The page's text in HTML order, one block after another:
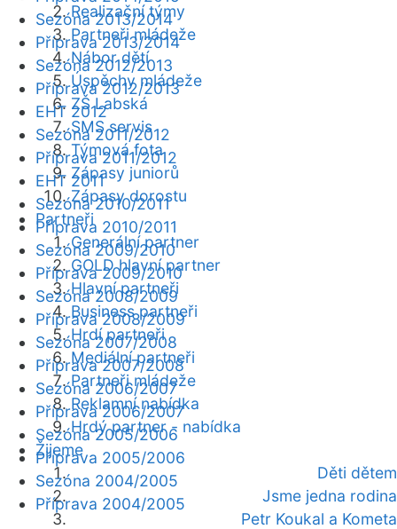
Realizační týmy
Partneři mládeže
Nábor dětí
Úspěchy mládeže
ZŠ Labská
SMS servis
Týmová fota
Zápasy juniorů
Zápasy dorostu
Partneři
Generální partner
GOLD hlavní partner
Hlavní partneři
Business partneři
Hrdí partneři
Mediální partneři
Partneři mládeže
Reklamní nabídka
Hrdý partner - nabídka
Žijeme
Děti dětem
Jsme jedna rodina
Petr Koukal a Kometa
Sezóna 2013/2014
Příprava 2013/2014
Sezóna 2012/2013
Příprava 2012/2013
EHT 2012
Sezóna 2011/2012
Příprava 2011/2012
EHT 2011
Sezóna 2010/2011
Příprava 2010/2011
Sezóna 2009/2010
Příprava 2009/2010
Sezóna 2008/2009
Příprava 2008/2009
Sezóna 2007/2008
Příprava 2007/2008
Sezóna 2006/2007
Příprava 2006/2007
Sezóna 2005/2006
Příprava 2005/2006
Sezóna 2004/2005
Příprava 2004/2005